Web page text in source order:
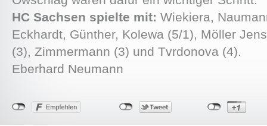
HC Sachsen spielte mit: Wiekiera,
Eckhardt, Günther, Kolewa (5/1), Möller
(3), Zimmermann (3) und Tvrdonova (4).
Eberhard Neumann